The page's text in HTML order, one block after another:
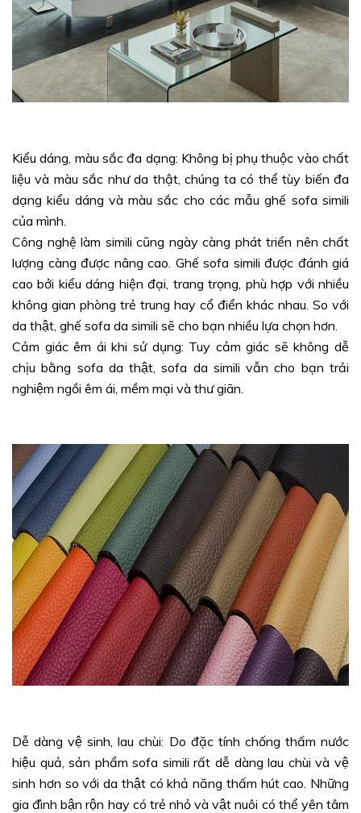
Kiểu dáng, màu sắc đa dạng: Không bị phụ thuộc vào chất
liệu và màu sắc như da thật, chúng ta có thể tùy biến đa
dạng kiểu dáng và màu sắc cho các mẫu ghế sofa simili
của mình.
Công nghệ làm simili cũng ngày càng phát triển nên chất
lượng càng được nâng cao. Ghế sofa simili được đánh giá
cao bởi kiểu dáng hiện đại, trang trọng, phù hợp với nhiều
không gian phòng trẻ trung hay cổ điển khác nhau. So với
da thật, ghế sofa da simili sẽ cho bạn nhiều lựa chọn hơn.
Cảm giác êm ái khi sử dụng: Tuy cảm giác sẽ không dễ
chịu bằng sofa da thật, sofa da simili vẫn cho bạn trải
nghiệm ngồi êm ái, mềm mại và thư giãn.
Dễ dàng vệ sinh, lau chùi: Do đặc tính chống thấm nước
hiệu quả, sản phẩm sofa simili rất dễ dàng lau chùi và vệ
sinh hơn so với da thật có khả năng thấm hút cao. Những
gia đình bận rộn hay có trẻ nhỏ và vật nuôi có thể yên tâm